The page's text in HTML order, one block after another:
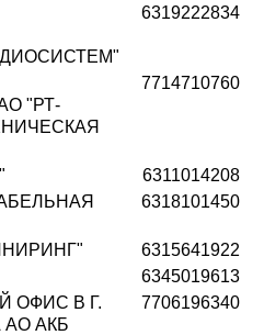
6319222834
"РТ-
7714710760
6311014208
6318101450
6315641922
6345019613
ОФИС В Г.
АКБ
7706196340